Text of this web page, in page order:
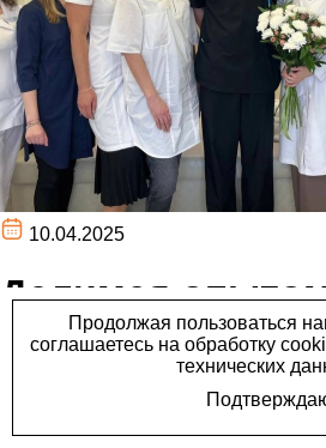
10.04.2025
Делимся
наработками с
коллегами из
Кирова.